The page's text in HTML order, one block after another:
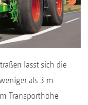
lässt sich die
als 3 m
Transporthöhe